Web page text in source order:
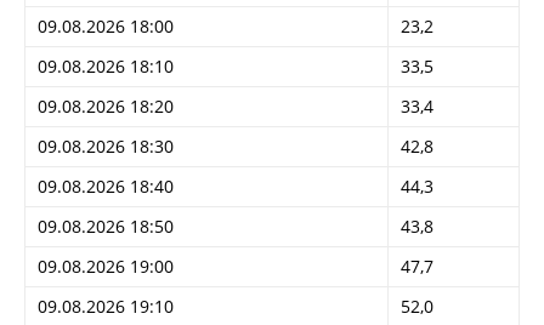
09.08.2026 18:00
23,2
09.08.2026 18:10
33,5
09.08.2026 18:20
33,4
09.08.2026 18:30
42,8
09.08.2026 18:40
44,3
09.08.2026 18:50
43,8
09.08.2026 19:00
47,7
09.08.2026 19:10
52,0